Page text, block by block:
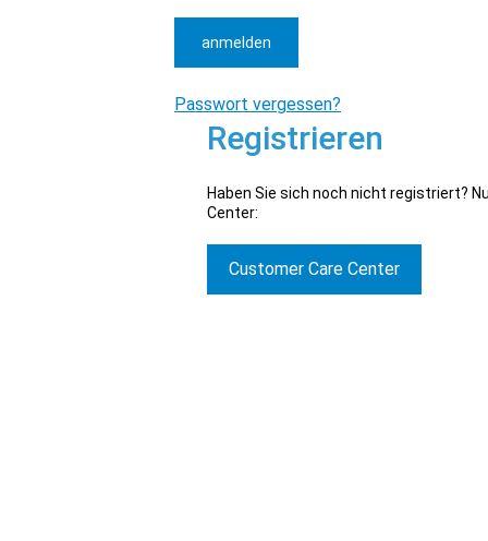
Passwort vergessen?
anmelden
Registrieren
Haben Sie sich noch nicht registriert?
Center:
Customer Care Center